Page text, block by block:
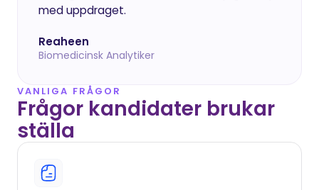
med uppdraget.
Reaheen
Biomedicinsk Analytiker
VANLIGA FRÅGOR
Frågor kandidater brukar
ställa